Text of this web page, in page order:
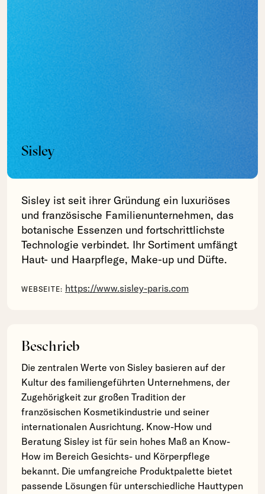
Sisley
Sisley ist seit ihrer Gründung ein luxuriöses
und französische Familienunternehmen, das
botanische Essenzen und fortschrittlichste
Technologie verbindet. Ihr Sortiment umfängt
Haut- und Haarpflege, Make-up und Düfte.
WEBSEITE: https://www.sisley-paris.com
Beschrieb
Die zentralen Werte von Sisley basieren auf der
Kultur des familiengeführten Unternehmens, der
Zugehörigkeit zur großen Tradition der
französischen Kosmetikindustrie und seiner
internationalen Ausrichtung. Know-How und
Beratung Sisley ist für sein hohes Maß an Know-
How im Bereich Gesichts- und Körperpflege
bekannt. Die umfangreiche Produktpalette bietet
passende Lösungen für unterschiedliche Hauttypen